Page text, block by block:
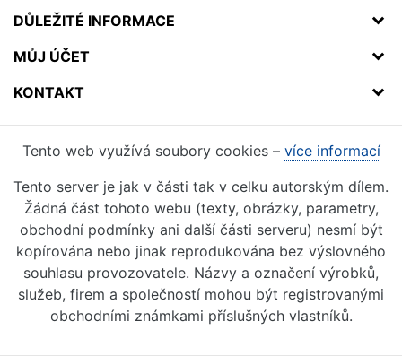
DŮLEŽITÉ INFORMACE
MŮJ ÚČET
KONTAKT
Tento web využívá soubory cookies – více informací
Tento server je jak v části tak v celku autorským dílem.
Žádná část tohoto webu (texty, obrázky, parametry,
obchodní podmínky ani další části serveru) nesmí být
kopírována nebo jinak reprodukována bez výslovného
souhlasu provozovatele. Názvy a označení výrobků,
služeb, firem a společností mohou být registrovanými
obchodními známkami příslušných vlastníků.